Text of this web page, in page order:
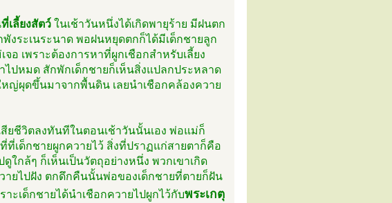
ที่เลี้ยงสัตว์ ในเช้าวันหนึ่งได้เกิดพายุร้าย มีฝนตก
ระเนระนาด พอฝนหยุดตกก็ได้มีเด็กชายลูก
อ เพราะต้องการหาที่ผูกเชือกสำหรับเลี้ยง
ไปหมด สักพักเด็กชายก็เห็นสิ่งแปลกประหลาด
ผุดขึ้นมาจากพื้นดิน เลยนำเชือกคล้องควาย
ยชีวิตลงทันทีในตอนเช้าวันนั้นเอง พ่อแม่ก็
ที่เด็กชายผูกควายไว้ สิ่งที่ปราฏแก่สายตาก็คือ
ใกล้ๆ ก็เห็นเป็นวัตถุอย่างหนึ่ง พวกเขาเกิด
ยไปฝัง ตกดึกคืนนั้นพ่อของเด็กชายที่ตายก็ฝัน
ะเด็กชายได้นำเชือกควายไปผูกไว้กับพระเกตุ